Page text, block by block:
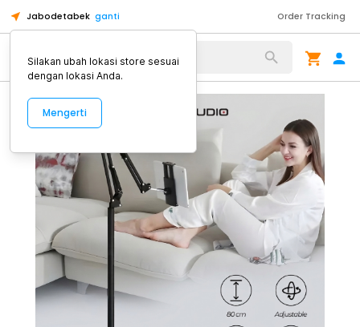
Jabodetabek ganti Order Tracking
Alat Kopi
Silakan ubah lokasi store sesuai
dengan lokasi Anda.
Mengerti